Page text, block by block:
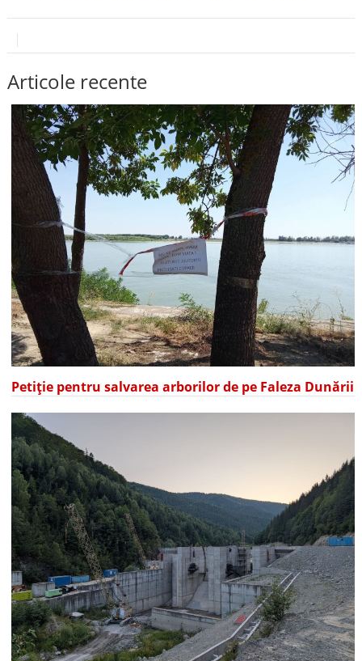
Articole recente
Petiție pentru salvarea arborilor de pe Faleza Dunării